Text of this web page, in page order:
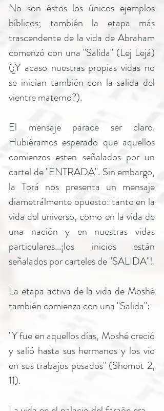
No son éstos los únicos ejemplos
bíblicos; también la etapa más
trascendente de la vida de Abraham
comenzó con una "Salida" (Lej Lejá)
(¿Y acaso nuestras propias vidas no
se inician también con la salida del
vientre materno?).
El mensaje parace ser claro.
Hubiéramos esperado que aquellos
comienzos esten señalados por un
cartel de "ENTRADA". Sin embargo,
la Torá nos presenta un mensaje
diametrálmente opuesto: tanto en la
vida del universo, como en la vida de
una nación y en nuestras vidas
particulares...¡los inicios están
señalados por carteles de "SALIDA"!.
La etapa activa de la vida de Moshé
también comienza con una "Salida":
"Y fue en aquellos días, Moshé creció
y salió hasta sus hermanos y los vio
en sus trabajos pesados" (Shemot 2,
11).